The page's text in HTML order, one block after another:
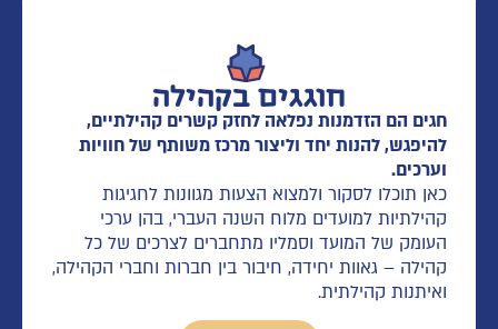
חוגגים בקהילה
חגים הם הזדמנות נפלאה לחזק קשרים קהילתיים,
להיפגש, להנות יחד וליצור מרכז משותף של חוויות
וערכים.
כאן תוכלו לסקור ולמצוא הצעות מגוונות לחגיגות
קהילתיות למועדים מלוח השנה העברי, בהן ערכי
העומק של המועד וסמליו מתחברים לצרכים של כל
קהילה – גאוות יחידה, חיבור בין חברות וחברי הקהילה,
ואיתנות קהילתית.